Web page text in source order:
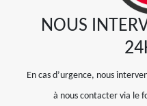
NOUS
En cas d’urgence, nous
à nous contacter via le